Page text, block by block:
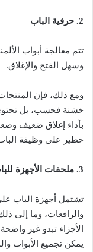
2. حرفية الباب
تتم معالجة أبواب
وسهل الفتح والإغلاق.
ومع ذلك، فإن
خشنة فحسب، بل تحتوي
بأداء إغلاق ضعيف
خطير على وظيفة
3. ملحقات الأجهزة للباب
تشتمل أجهزة الباب
والرافعات، وما إلى
الأجزاء تبدو غير
يمكن تجميع الأبواب